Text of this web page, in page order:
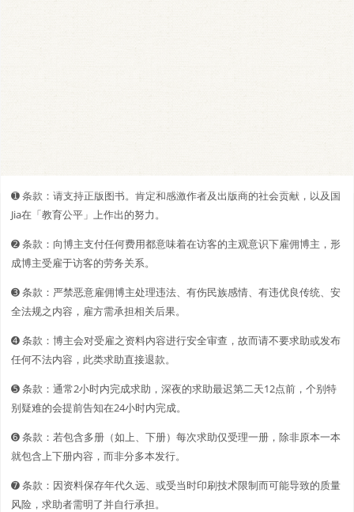
➊️ 条款：请支持正版图书。肯定和感激作者及出版商的社会贡献，以及国
Jia在「教育公平」上作出的努力。
➋️️ 条款：向博主支付任何费用都意味着在访客的主观意识下雇佣博主，形
成博主受雇于访客的劳务关系。
➌ 条款：严禁恶意雇佣博主处理违法、有伤民族感情、有违优良传统、安
全法规之内容，雇方需承担相关后果。
➍ 条款：博主会对受雇之资料内容进行安全审查，故而请不要求助或发布
任何不法内容，此类求助直接退款。
➎ 条款：通常2小时内完成求助，深夜的求助最迟第二天12点前，个别特
别疑难的会提前告知在24小时内完成。
➏ 条款：若包含多册（如上、下册）每次求助仅受理一册，除非原本一本
就包含上下册内容，而非分多本发行。
➐ 条款：因资料保存年代久远、或受当时印刷技术限制而可能导致的质量
风险，求助者需明了并自行承担。